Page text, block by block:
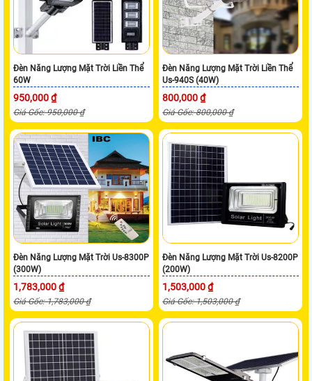
Đèn Năng Lượng Mặt Trời Liền Thể
60W
950,000 ₫
Giá Gốc: 950,000 ₫
Đèn Năng Lượng Mặt Trời Liền Thể
Us-940S (40W)
800,000 ₫
Giá Gốc: 800,000 ₫
Đèn Năng Lượng Mặt Trời Us-8300P
(300W)
1,783,000 ₫
Giá Gốc: 1,783,000 ₫
Đèn Năng Lượng Mặt Trời Us-8200P
(200W)
1,503,000 ₫
Giá Gốc: 1,503,000 ₫